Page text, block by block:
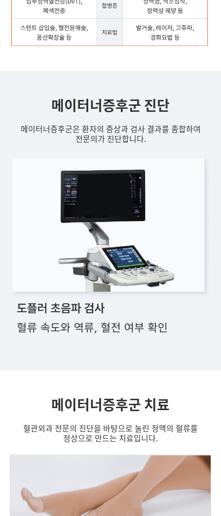
메이터너증후군 진단
메이터너증후군은 환자의 증상과 검사 결과를 종합하여
전문의가 진단합니다.
메이터너증후군 치료
혈관외과 전문의 진단을 바탕으로 눌린 정맥의 혈류를
정상으로 만드는 치료입니다.